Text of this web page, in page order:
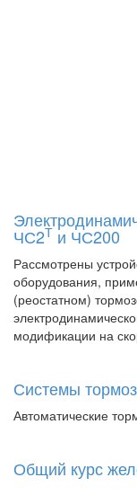
ЧС2Т и ЧС200
Рассмотрены
оборудования,
(реостатном)
модификации на
Системы
Автоматические
Общий курс